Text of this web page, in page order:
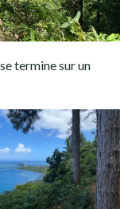
termine sur un